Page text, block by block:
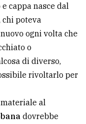
cappa nasce dal
chi poteva
ogni volta che
o
di diverso,
rivoltarlo per
al
dovrebbe